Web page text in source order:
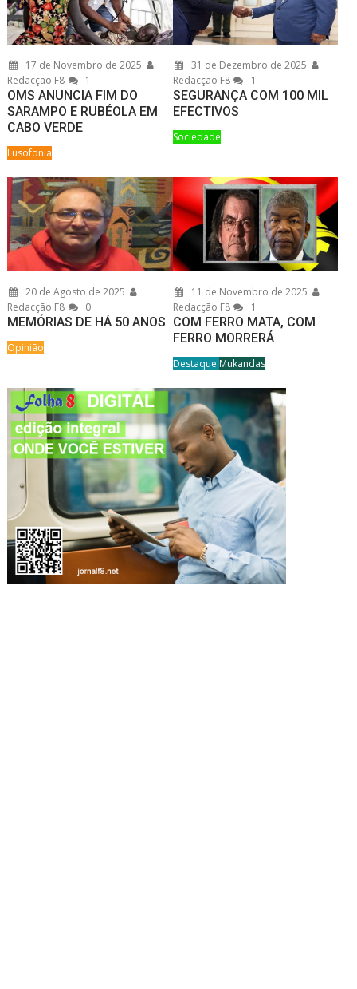
17 de Novembro de 2025
Redacção F8
1
OMS ANUNCIA FIM DO
SARAMPO E RUBÉOLA EM
CABO VERDE
Lusofonia
31 de Dezembro de 2025
Redacção F8
1
SEGURANÇA COM 100 MIL
EFECTIVOS
Sociedade
20 de Agosto de 2025
Redacção F8
0
MEMÓRIAS DE HÁ 50 ANOS
Opinião
11 de Novembro de 2025
Redacção F8
1
COM FERRO MATA, COM
FERRO MORRERÁ
Destaque Mukandas